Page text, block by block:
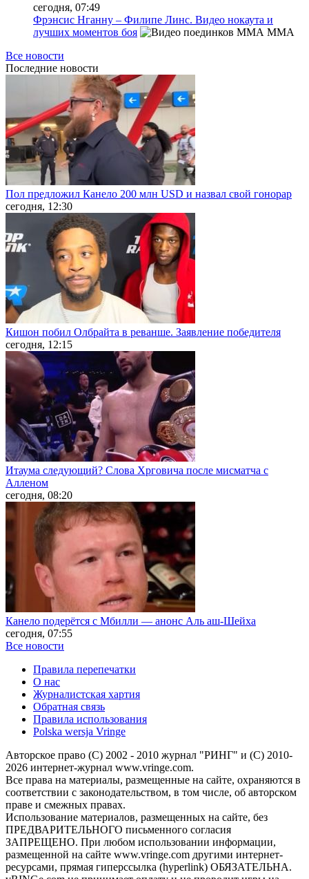
сегодня, 07:49
Фрэнсис Нганну – Филипе Линс. Видео нокаута и
лучших моментов боя
MMA
Все новости
Последние новости
Пол предложил Канело 200 млн USD и назвал свой гонорар
сегодня, 12:30
Кишон побил Олбрайта в реванше. Заявление победителя
сегодня, 12:15
Итаума следующий? Слова Хрговича после мисматча с
Алленом
сегодня, 08:20
Канело подерётся с Мбилли — анонс Аль аш-Шейха
сегодня, 07:55
Все новости
Правила перепечатки
О нас
Журналистская хартия
Обратная связь
Правила использования
Polska wersja Vringe
Авторское право (С) 2002 - 2010 журнал "РИНГ" и (С) 2010-
2026 интернет-журнал www.vringe.com.
Все права на материалы, размещенные на сайте, охраняются в
соответствии с законодательством, в том числе, об авторском
праве и смежных правах.
Использование материалов, размещенных на сайте, без
ПРЕДВАРИТЕЛЬНОГО письменного согласия
ЗАПРЕЩЕНО. При любом использовании информации,
размещенной на сайте www.vringe.com другими интернет-
ресурсами, прямая гиперссылка (hyperlink) ОБЯЗАТЕЛЬНА.